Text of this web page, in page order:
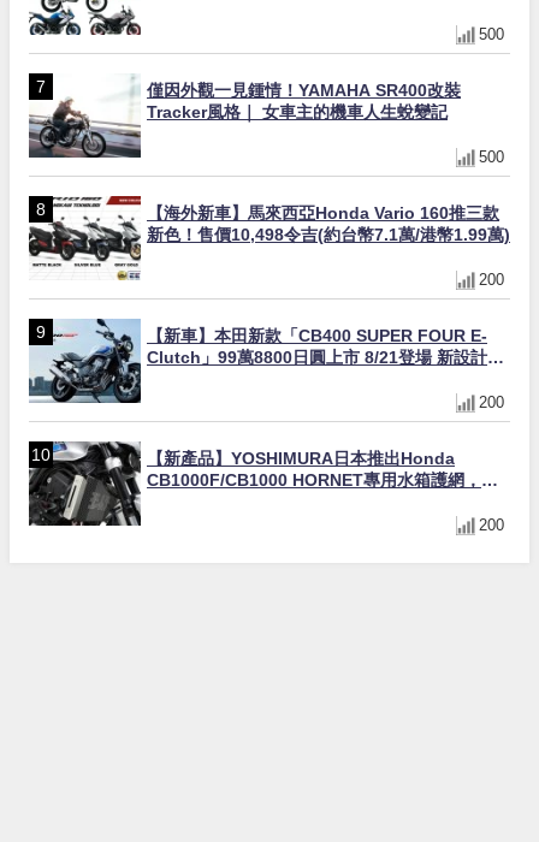
500
僅因外觀一見鍾情！YAMAHA SR400改裝
Tracker風格｜ 女車主的機車人生蛻變記
500
【海外新車】馬來西亞Honda Vario 160推三款
新色！售價10,498令吉(約台幣7.1萬/港幣1.99萬)
200
【新車】本田新款「CB400 SUPER FOUR E-
Clutch」99萬8800日圓上市 8/21登場 新設計直
200
【新產品】YOSHIMURA日本推出Honda
CB1000F/CB1000 HORNET專用水箱護網，六
200